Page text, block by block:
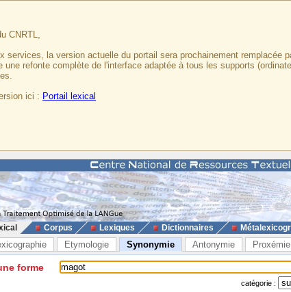
CNRTL,
services, la version actuelle du portail sera prochainement remplacée
une refonte complète de l'interface adaptée à tous les supports
ici : Portail lexical
Corpus Lexiques Dictionnaires
Etymologie Synonymie Antonymie Proxémie
forme
catégorie :